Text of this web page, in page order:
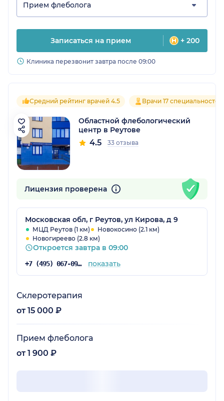
Прием флеболога
Записаться на прием + 200
Клиника перезвонит завтра после 09:00
Средний рейтинг врачей 4.5 Врачи 17 специальностей
Областной флебологический
центр в Реутове
4.5 33 отзыва
Лицензия проверена
Московская обл, г Реутов, ул Кирова, д 9
МЦД Реутов (1 км)
Новокосино (2.1 км)
Новогиреево (2.8 км)
Откроется завтра в 09:00
+7 (495) 067-09-37 показать
Склеротерапия
от 15 000 ₽
Прием флеболога
от 1 900 ₽